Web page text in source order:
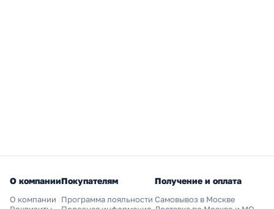
О компании
О компании
Покупателям
Программа лояльности
Получение и оплата
Самовывоз в Москве